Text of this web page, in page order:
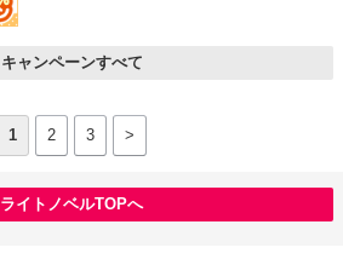
キャンペーンすべて
1 2 3 >
ライトノベルTOPへ